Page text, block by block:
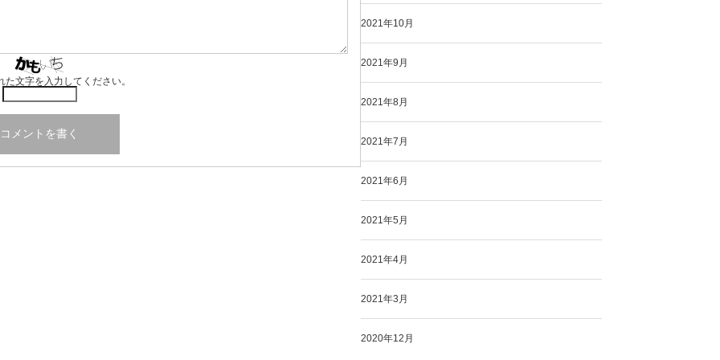
た文字を入力してください。
2021年10月
2021年9月
2021年8月
2021年7月
2021年6月
2021年5月
2021年4月
2021年3月
2020年12月